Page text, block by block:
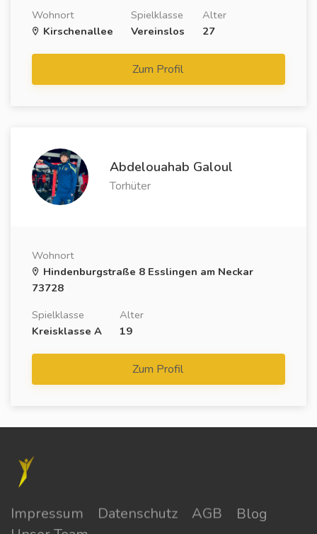
Wohnort
Kirschenallee
Spielklasse
Vereinslos
Alter
27
Zum Profil
Abdelouahab Galoul
Torhüter
Wohnort
Hindenburgstraße 8 Esslingen am Neckar
73728
Spielklasse
Kreisklasse A
Alter
19
Zum Profil
Impressum Datenschutz AGB
Blog